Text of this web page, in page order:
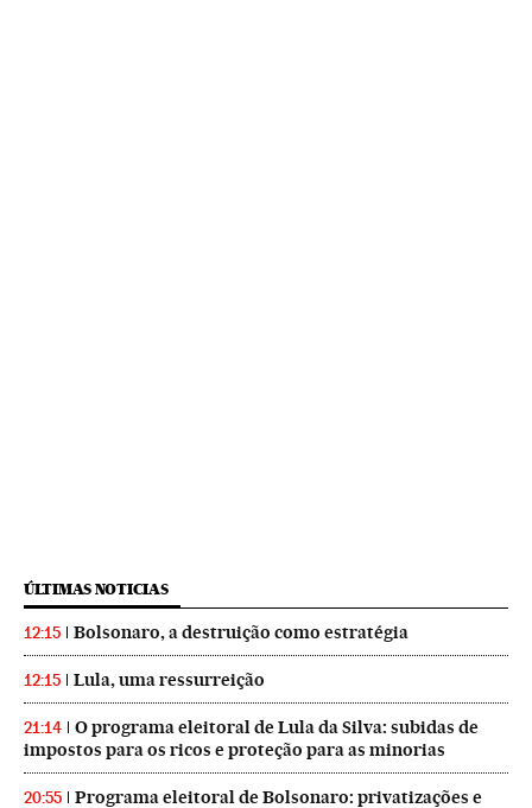
ÚLTIMAS NOTICIAS
12:15 Bolsonaro, a destruição como estratégia
12:15 Lula, uma ressurreição
21:14
O programa eleitoral de Lula da Silva: subidas de
impostos para os ricos e proteção para as minorias
20:55
Programa eleitoral de Bolsonaro: privatizações e